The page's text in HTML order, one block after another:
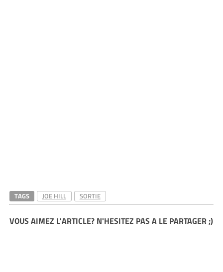
TAGS JOE HILL SORTIE
VOUS AIMEZ L'ARTICLE? N'HESITEZ PAS A LE PARTAGER ;)